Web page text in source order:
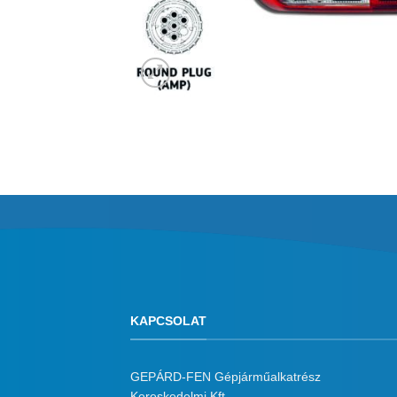
KAPCSOLAT
GEPÁRD-FEN Gépjárműalkatrész